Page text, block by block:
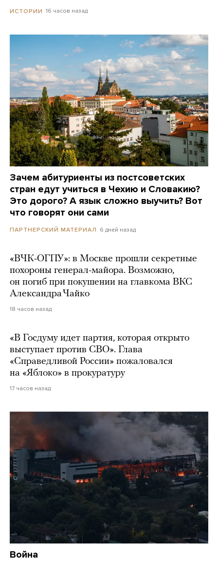
ИСТОРИИ 16 часов назад
Зачем абитуриенты из постсоветских
стран едут учиться в Чехию и Словакию?
Это дорого? А язык сложно выучить? Вот
что говорят они сами
ПАРТНЕРСКИЙ МАТЕРИАЛ 6 дней назад
«ВЧК-ОГПУ»: в Москве прошли секретные
похороны генерал-майора. Возможно,
он погиб при покушении на главкома ВКС
Александра Чайко
18 часов назад
«В Госдуму идет партия, которая открыто
выступает против СВО». Глава
«Справедливой России» пожаловался
на «Яблоко» в прокуратуру
17 часов назад
Война